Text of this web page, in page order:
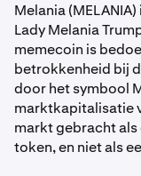
Melania
Lady Melania
memecoin is
betrokkenheid bij
door het symbool
marktkapitalisatie
markt gebracht
token, en niet als